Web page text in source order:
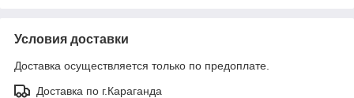
Условия доставки
Доставка осуществляется только по предоплате.
Доставка по г.Караганда